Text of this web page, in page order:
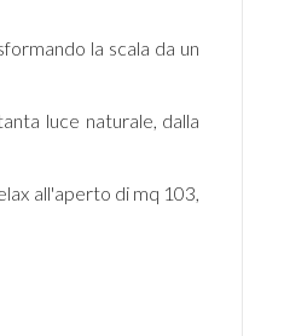
la scala da un
luce naturale, dalla
all'aperto di mq 103,